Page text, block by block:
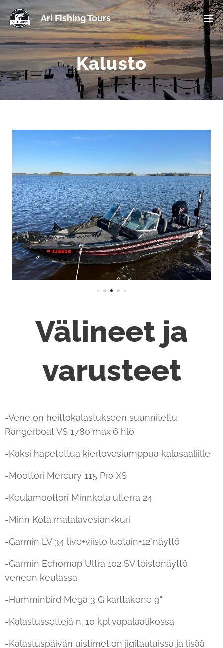
Ari Fishing Tours
Kalusto
Välineet ja
varusteet
-Vene on heittokalastukseen suunniteltu
Rangerboat VS 1780 max 6 hlö
-Kaksi hapetettua kiertovesiumppua kalasaaliille
-Moottori Mercury 115 Pro XS
-Keulamoottori Minnkota ulterra 24
-Minn Kota matalavesiankkuri
-Garmin LV 34 live+viisto luotain+12"näyttö
-Garmin Echomap Ultra 102 SV toistonäyttö
veneen keulassa
-Humminbird Mega 3 G karttakone 9"
-Kalastussettejä n. 10 kpl vapalaatikossa
-Kalastuspäivän uistimet on jigitauluissa ja lisää